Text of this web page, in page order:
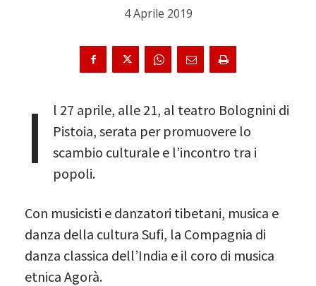
4 Aprile 2019
I
l 27 aprile, alle 21, al teatro Bolognini di
Pistoia, serata per promuovere lo
scambio culturale e l’incontro tra i
popoli.
Con musicisti e danzatori tibetani, musica e
danza della cultura Sufi, la Compagnia di
danza classica dell’India e il coro di musica
etnica Agorà.